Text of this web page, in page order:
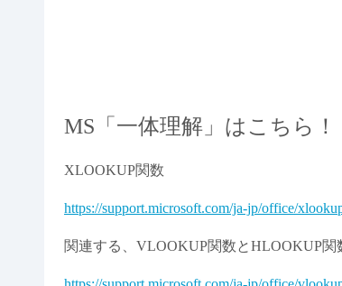
MS「一体理解」はこちら！
XLOOKUP関数
https://support.microsoft.com/ja-jp/office/
関連する、VLOOKUP関数とHLOOKUP関